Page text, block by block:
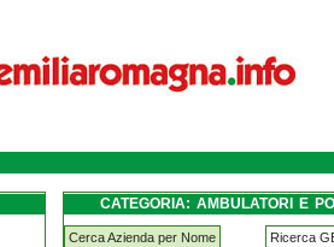
del-servizio-
CATEGORIA: AMBULATORI E
CAMPOGALLIANO
Cerca Azienda per Nome Ricerca